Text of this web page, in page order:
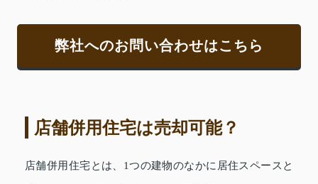
弊社へのお問い合わせはこちら
店舗併用住宅は売却可能？
店舗併用住宅とは、1つの建物のなかに居住スペースと